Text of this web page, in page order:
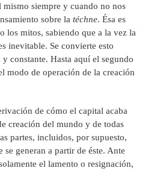
mismo siempre y cuando no nos
sobre la téchne. Ésa es
los mitos, sabiendo que a la vez la
inevitable. Se convierte esto
constante. Hasta aquí el segundo
modo de operación de la creación
de cómo el capital acaba
creación del mundo y de todas
partes, incluidos, por supuesto,
generan a partir de éste. Ante
el lamento o resignación,